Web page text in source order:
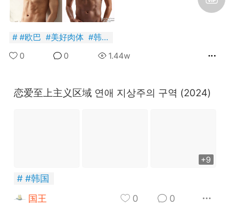
子微博官网 抢戳?
https://www.theprince.com/
请搜店名：SADBOY 或者
点击此条微博内 橱窗链接?
https://weibo.com/1927538117/
搜：悲伤男孩 在账号橱窗
悲伤男孩
#欧巴 #美好肉体 #韩国
0
0 1.44w
恋爱至上主义区域 연애 지상주의 구역 (2024)
+9
#韩国
国王
0 0